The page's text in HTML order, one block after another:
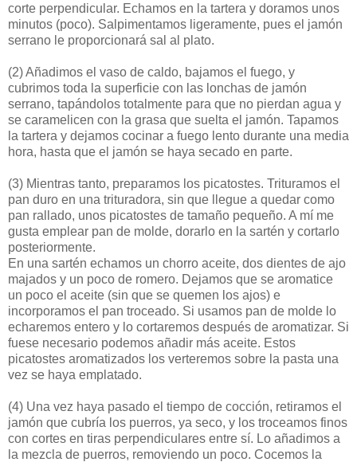
corte perpendicular. Echamos en la tartera y doramos unos
minutos (poco). Salpimentamos ligeramente, pues el jamón
serrano le proporcionará sal al plato.
(2)Añadimos el vaso de caldo, bajamos el fuego, y
cubrimos toda la superficie con las lonchas de jamón
serrano, tapándolos totalmente para que no pierdan agua y
se caramelicen con la grasa que suelta el jamón. Tapamos
la tartera y dejamos cocinar a fuego lento durante una media
hora, hasta que el jamón se haya secado en parte.
(3) Mientras tanto, preparamos los picatostes. Trituramos el
pan duro en una trituradora, sin que llegue a quedar como
pan rallado, unos picatostes de tamaño pequeño. A mí me
gusta emplear pan de molde, dorarlo en la sartén y cortarlo
posteriormente.
En una sartén echamos un chorro aceite, dos dientes de ajo
majados y un poco de romero. Dejamos que se aromatice
un poco el aceite (sin que se quemen los ajos) e
incorporamos el pan troceado. Si usamos pan de molde lo
echaremos entero y lo cortaremos después de aromatizar. Si
fuese necesario podemos añadir más aceite. Estos
picatostes aromatizados los verteremos sobre la pasta una
vez se haya emplatado.
(4) Una vez haya pasado el tiempo de cocción, retiramos el
jamón que cubría los puerros, ya seco, y los troceamos finos
con cortes en tiras perpendiculares entre sí. Lo añadimos a
la mezcla de puerros, removiendo un poco. Cocemos la